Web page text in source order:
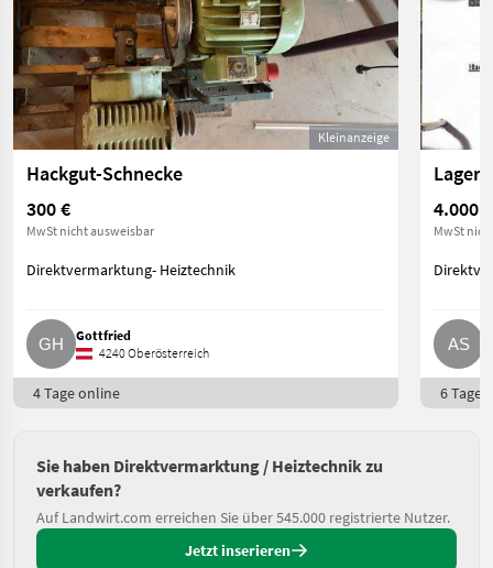
Kleinanzeige
Hackgut-Schnecke
300 €
MwSt nicht ausweisbar
Direktvermarktung- Heiztechnik
Gottfried
4240 Oberösterreich
4 Tage online
4.000 €
MwSt
6 Tage
Sie haben Direktvermarktung / Heiztechnik zu
verkaufen?
Auf Landwirt.com erreichen Sie über 545.000 registrierte Nutzer.
Jetzt inserieren